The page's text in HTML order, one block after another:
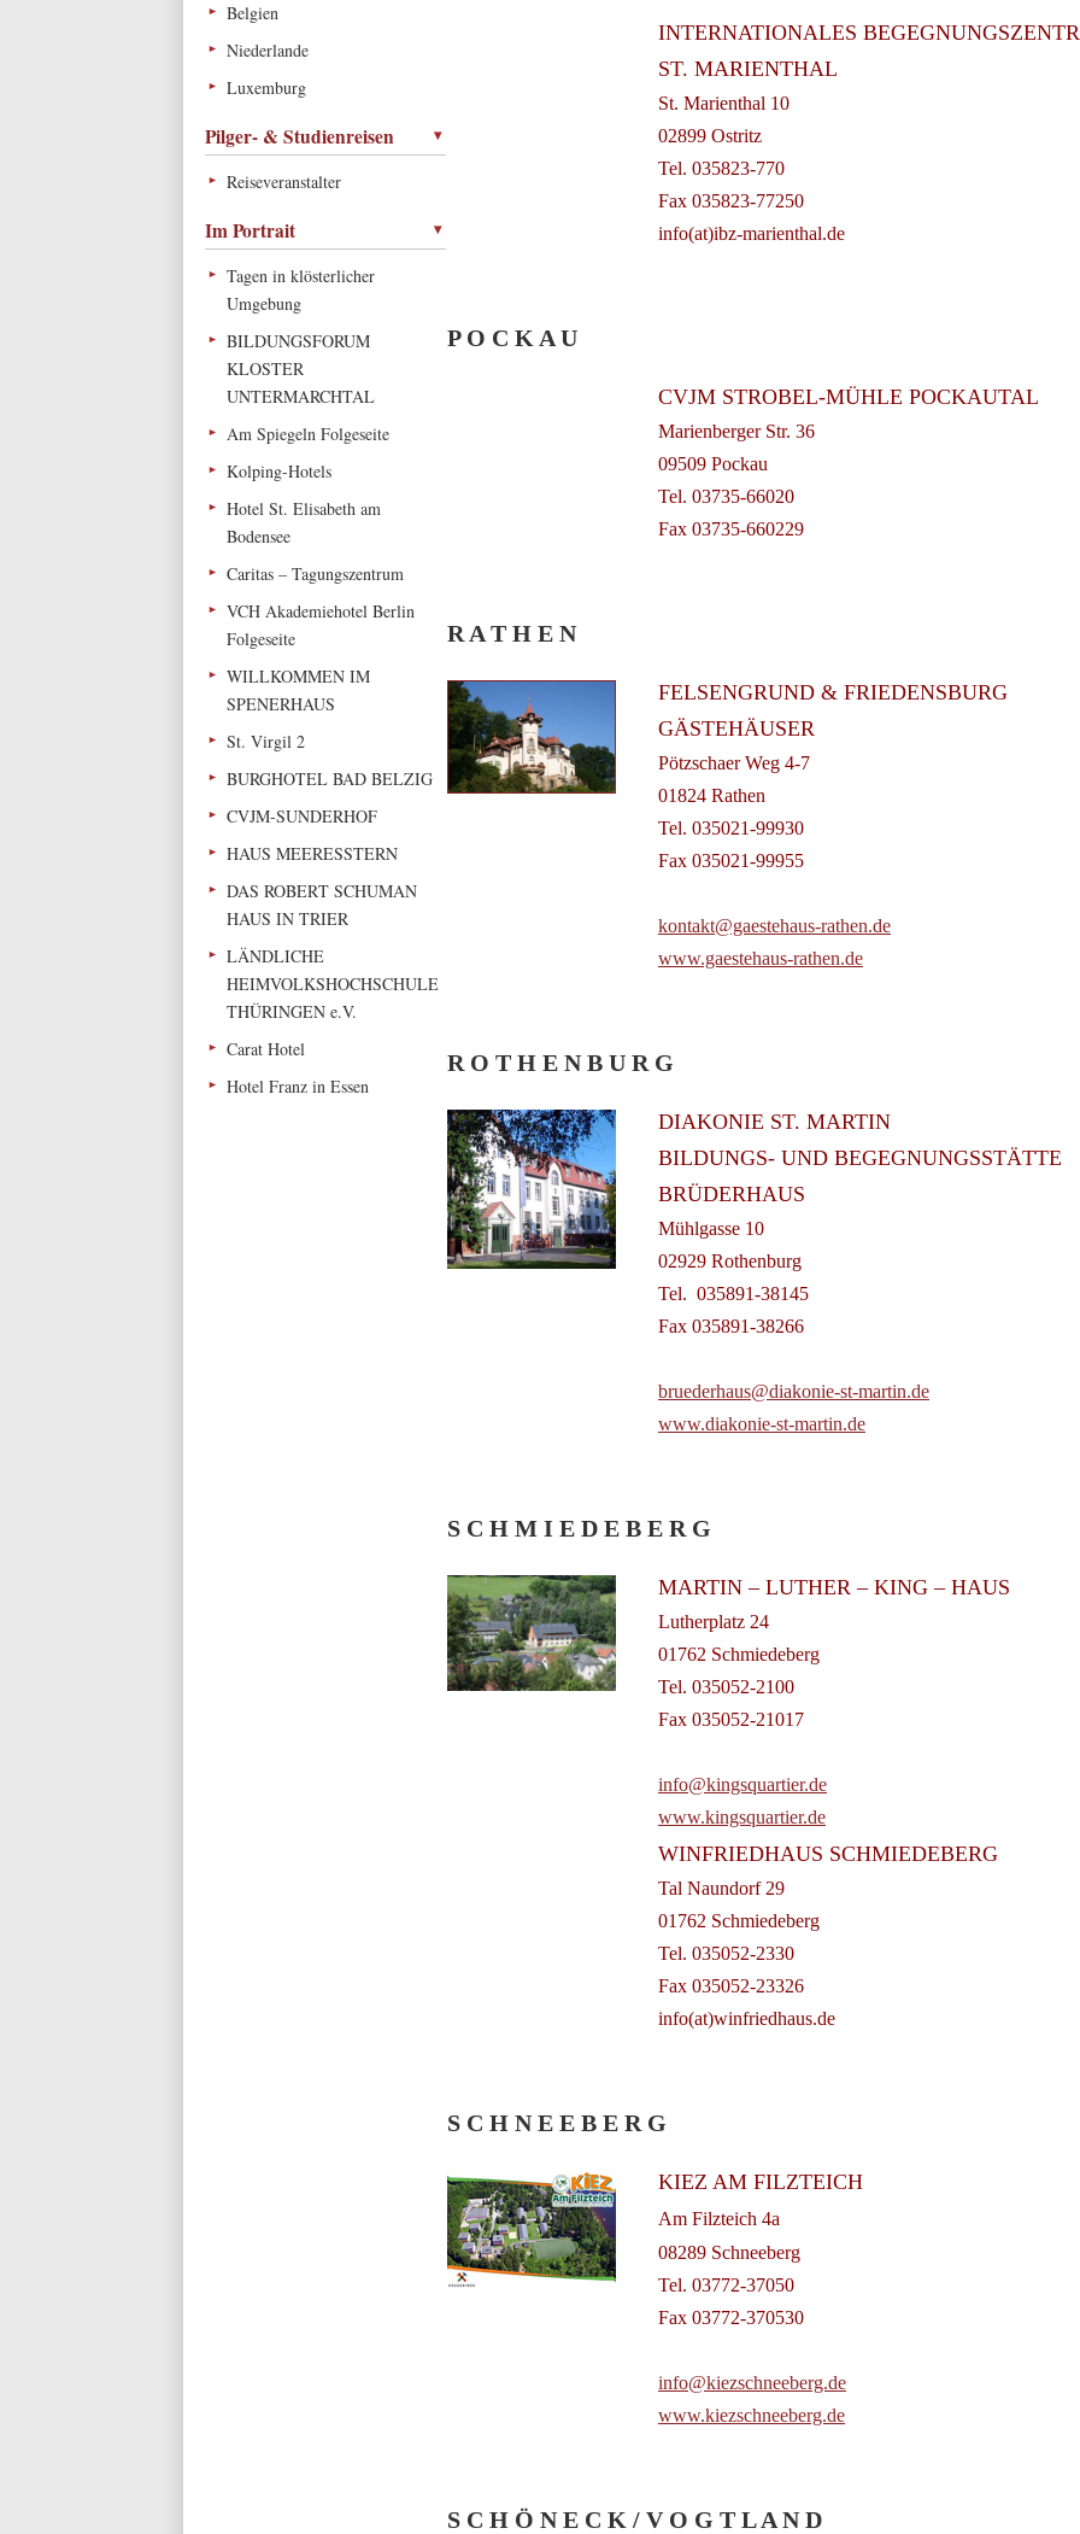
Belgien
Niederlande
Luxemburg
Pilger- & Studienreisen
Reiseveranstalter
Im Portrait
Tagen in klösterlicher
Umgebung
BILDUNGSFORUM
KLOSTER
UNTERMARCHTAL
Am Spiegeln Folgeseite
Kolping-Hotels
Hotel St. Elisabeth am
Bodensee
Caritas – Tagungszentrum
VCH Akademiehotel Berlin
Folgeseite
WILLKOMMEN IM
SPENERHAUS
St. Virgil 2
BURGHOTEL BAD BELZIG
CVJM-SUNDERHOF
HAUS MEERESSTERN
DAS ROBERT SCHUMAN
HAUS IN TRIER
LÄNDLICHE
HEIMVOLKSHOCHSCHULE
THÜRINGEN e.V.
Carat Hotel
Hotel Franz in Essen
INTERNATIONALES
ST. MARIENTHAL
St. Marienthal 10
02899 Ostritz
Tel. 035823-770
Fax 035823-77250
info(at)ibz-marienthal.de
P O C K A U
CVJM STROBEL-MÜHLE POCKAUTAL
Marienberger Str. 36
09509 Pockau
Tel. 03735-66020
Fax 03735-660229
R A T H E N
FELSENGRUND & FRIEDENSBURG
GÄSTEHÄUSER
Pötzschaer Weg 4-7
01824 Rathen
Tel. 035021-99930
Fax 035021-99955
kontakt@gaestehaus-rathen.de
www.gaestehaus-rathen.de
R O T H E N B U R G
DIAKONIE ST. MARTIN
BILDUNGS- UND BEGEGNUNGSSTÄTTE
BRÜDERHAUS
Mühlgasse 10
02929 Rothenburg
Tel. 035891-38145
Fax 035891-38266
bruederhaus@diakonie-st-martin.de
www.diakonie-st-martin.de
S C H M I E D E B E R G
MARTIN – LUTHER – KING – HAUS
Lutherplatz 24
01762 Schmiedeberg
Tel. 035052-2100
Fax 035052-21017
info@kingsquartier.de
www.kingsquartier.de
WINFRIEDHAUS SCHMIEDEBERG
Tal Naundorf 29
01762 Schmiedeberg
Tel. 035052-2330
Fax 035052-23326
info(at)winfriedhaus.de
S C H N E E B E R G
KIEZ AM FILZTEICH
Am Filzteich 4a
08289 Schneeberg
Tel. 03772-37050
Fax 03772-370530
info@kiezschneeberg.de
www.kiezschneeberg.de
S C H Ö N E C K / V O G T L A N D